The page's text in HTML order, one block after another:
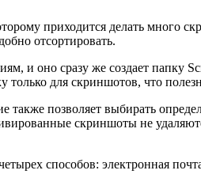
приходится делать много
отсортировать.
и оно сразу же создает папку
для скриншотов, что
также позволяет выбирать
скриншоты не
способов: электронная